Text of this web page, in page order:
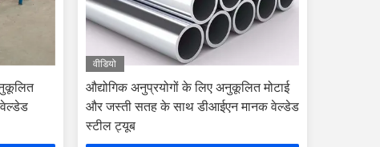
वेल्डेड
वीडियो
औद्योगिक अनुप्रयोगों के लिए अनुकूलित मोटाई
और जस्ती सतह के साथ डीआईएन मानक वेल्डेड
स्टील ट्यूब